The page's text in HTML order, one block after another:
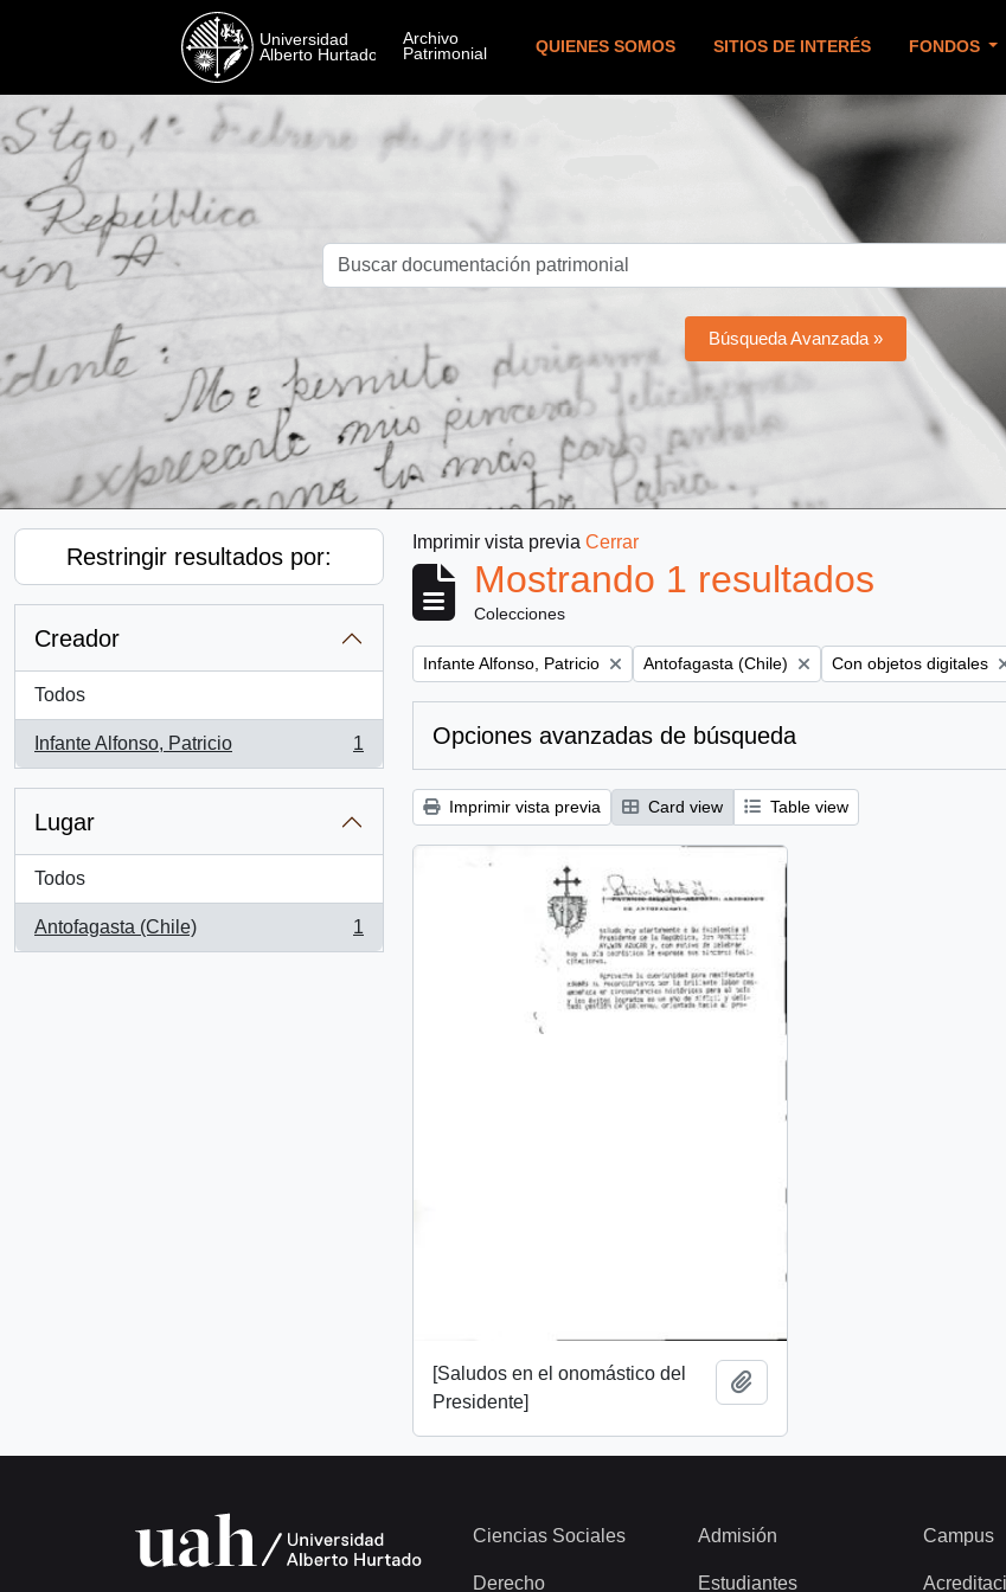
QUIENES SOMOS SITIOS DE INTERÉS FONDOS
Búsqueda Avanzada »
Restringir resultados por:
Creador
Todos
Infante Alfonso, Patricio
, 1 resultados
1
Lugar
Todos
Antofagasta (Chile)
, 1 resultados
1
Imprimir vista previa Cerrar
Mostrando 1 resultados
Colecciones
Remove filter:
Infante Alfonso, Patricio Remove filter:
Antofagasta (Chile) Remove filter:
Con objetos digitales
Opciones avanzadas de búsqueda
Imprimir vista previa Card view Table view
[Saludos en el onomástico del
Presidente]
Ciencias Sociales
Derecho
Admisión
Estudiantes
Campus